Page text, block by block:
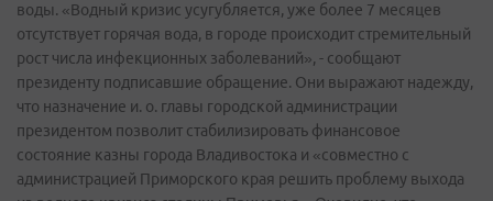
воды. «Водный кризис усугубляется, уже более 7 месяцев
отсутствует горячая вода, в городе происходит стремительный
рост числа инфекционных заболеваний», - сообщают
президенту подписавшие обращение. Они выражают надежду,
что назначение и. о. главы городской администрации
президентом позволит стабилизировать финансовое
состояние казны города Владивостока и «совместно с
администрацией Приморского края решить проблему выхода